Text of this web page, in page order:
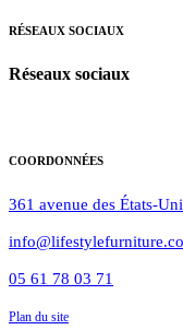
RÉSEAUX SOCIAUX
Réseaux sociaux
COORDONNÉES
361 avenue des États-
05 61 78 03 71
Plan du site